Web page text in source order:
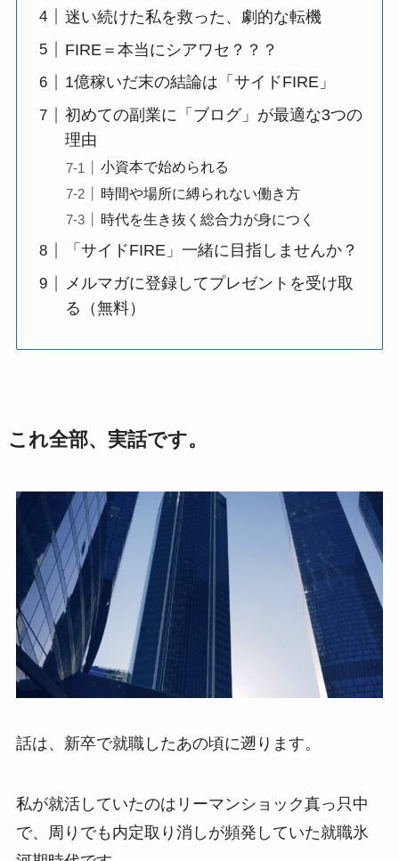
迷い続けた私を救った、劇的な転機
FIRE＝本当にシアワセ？？？
1億稼いだ末の結論は「サイドFIRE」
初めての副業に「ブログ」が最適な3つの
理由
小資本で始められる
時間や場所に縛られない働き方
時代を生き抜く総合力が身につく
「サイドFIRE」一緒に目指しませんか？
メルマガに登録してプレゼントを受け取
る（無料）
これ全部、実話です。
話は、新卒で就職したあの頃に遡ります。
私が就活していたのはリーマンショック真っ只中
で、周りでも内定取り消しが頻発していた就職氷